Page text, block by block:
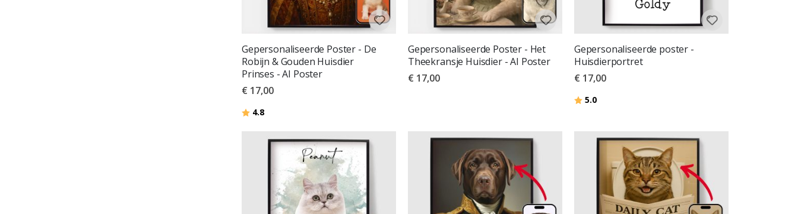
Gepersonaliseerde Poster - De
Robijn & Gouden Huisdier
Prinses - AI Poster
€ 17,00
Beoordeling:
4.8
Gepersonaliseerde Poster - Het
Theekransje Huisdier - AI Poster
€ 17,00
Gepersonaliseerde poster -
Huisdierportret
€ 17,00
Beoordeling:
5.0uit 5 sterren